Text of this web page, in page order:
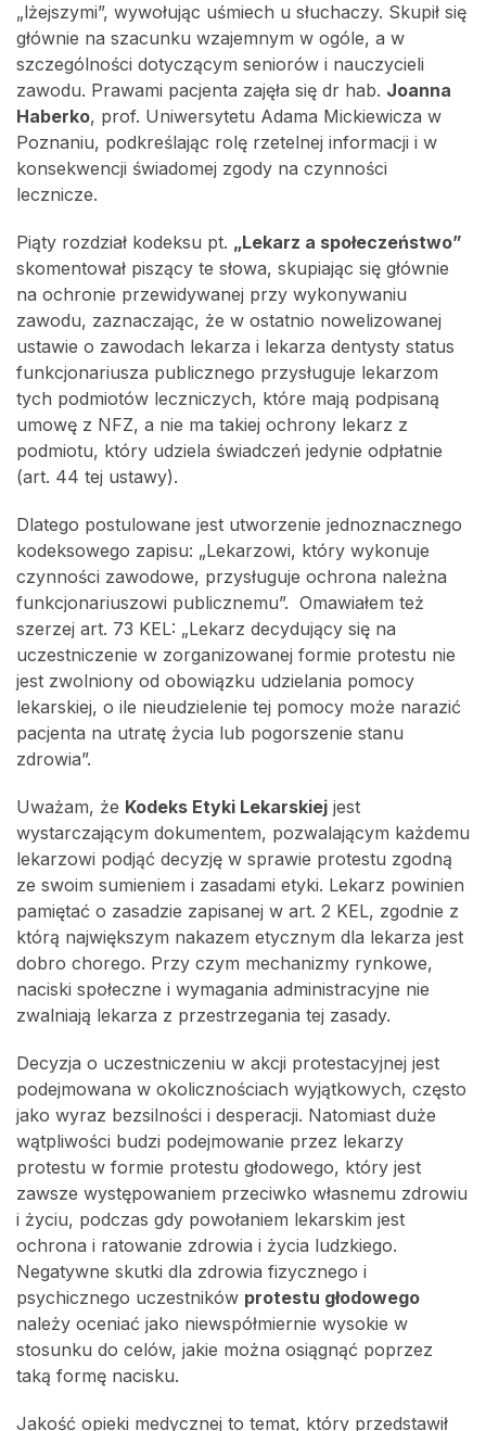
„lżejszymi”, wywołując uśmiech u słuchaczy. Skupił się
głównie na szacunku wzajemnym w ogóle, a w
szczególności dotyczącym seniorów i nauczycieli
zawodu. Prawami pacjenta zajęła się dr hab. Joanna
Haberko, prof. Uniwersytetu Adama Mickiewicza w
Poznaniu, podkreślając rolę rzetelnej informacji i w
konsekwencji świadomej zgody na czynności
lecznicze.
Piąty rozdział kodeksu pt. „Lekarz a społeczeństwo”
skomentował piszący te słowa, skupiając się głównie
na ochronie przewidywanej przy wykonywaniu
zawodu, zaznaczając, że w ostatnio nowelizowanej
ustawie o zawodach lekarza i lekarza dentysty status
funkcjonariusza publicznego przysługuje lekarzom
tych podmiotów leczniczych, które mają podpisaną
umowę z NFZ, a nie ma takiej ochrony lekarz z
podmiotu, który udziela świadczeń jedynie odpłatnie
(art. 44 tej ustawy).
Dlatego postulowane jest utworzenie jednoznacznego
kodeksowego zapisu: „Lekarzowi, który wykonuje
czynności zawodowe, przysługuje ochrona należna
funkcjonariuszowi publicznemu”. Omawiałem też
szerzej art. 73 KEL: „Lekarz decydujący się na
uczestniczenie w zorganizowanej formie protestu nie
jest zwolniony od obowiązku udzielania pomocy
lekarskiej, o ile nieudzielenie tej pomocy może narazić
pacjenta na utratę życia lub pogorszenie stanu
zdrowia”.
Uważam, że Kodeks Etyki Lekarskiej jest
wystarczającym dokumentem, pozwalającym każdemu
lekarzowi podjąć decyzję w sprawie protestu zgodną
ze swoim sumieniem i zasadami etyki. Lekarz powinien
pamiętać o zasadzie zapisanej w art. 2 KEL, zgodnie z
którą największym nakazem etycznym dla lekarza jest
dobro chorego. Przy czym mechanizmy rynkowe,
naciski społeczne i wymagania administracyjne nie
zwalniają lekarza z przestrzegania tej zasady.
Decyzja o uczestniczeniu w akcji protestacyjnej jest
podejmowana w okolicznościach wyjątkowych, często
jako wyraz bezsilności i desperacji. Natomiast duże
wątpliwości budzi podejmowanie przez lekarzy
protestu w formie protestu głodowego, który jest
zawsze występowaniem przeciwko własnemu zdrowiu
i życiu, podczas gdy powołaniem lekarskim jest
ochrona i ratowanie zdrowia i życia ludzkiego.
Negatywne skutki dla zdrowia fizycznego i
psychicznego uczestników protestu głodowego
należy oceniać jako niewspółmiernie wysokie w
stosunku do celów, jakie można osiągnąć poprzez
taką formę nacisku.
Jakość opieki medycznej to temat, który przedstawił